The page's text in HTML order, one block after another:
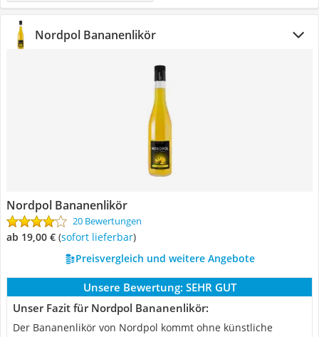
Nordpol Bananenlikör
Nordpol Bananenlikör
20 Bewertungen
ab 19,00 € ( Sofort lieferbar)
Preisvergleich und weitere Angebote
Unsere Bewertung: SEHR GUT
Unser Fazit für Nordpol Bananenlikör:
Der Bananenlikör von Nordpol kommt ohne künstliche